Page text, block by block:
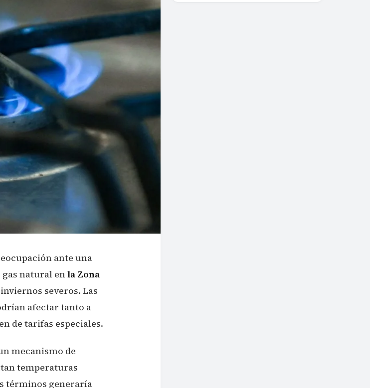
ante una
natural enla Zona
severos. Las
afectar tanto a
de tarifas especiales.
mecanismo de
temperaturas
términos generaría